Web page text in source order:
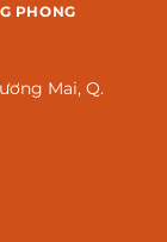
PHONG
Mai, Q.